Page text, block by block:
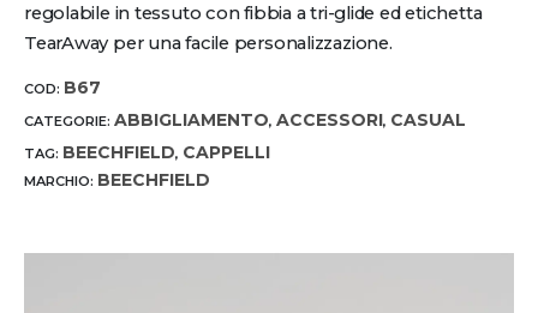
regolabile in tessuto con fibbia a tri-glide ed etichetta
TearAway per una facile personalizzazione.
COD: B67
CATEGORIE: ABBIGLIAMENTO, ACCESSORI, CASUAL
TAG: BEECHFIELD, CAPPELLI
MARCHIO: BEECHFIELD